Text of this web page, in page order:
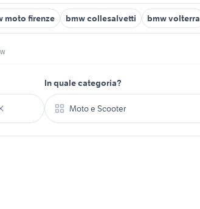
moto firenze bmw collesalvetti bmw volterra
In quale categoria?
Moto e Scooter